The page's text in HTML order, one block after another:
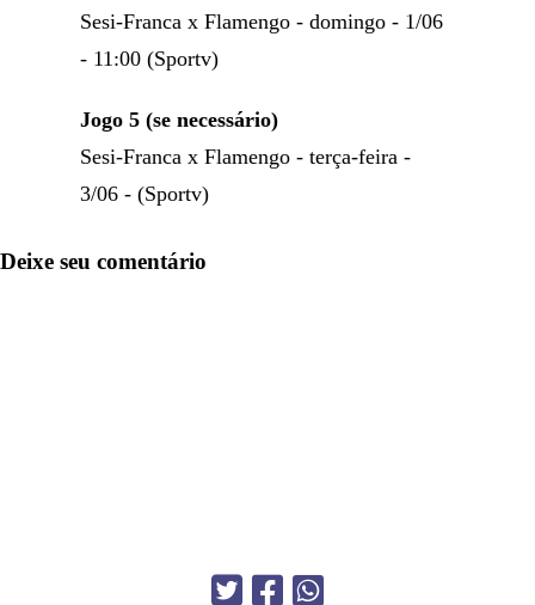
Sesi-Franca x Flamengo - domingo - 1/06
- 11:00 (Sportv)
Jogo 5 (se necessário)
Sesi-Franca x Flamengo - terça-feira -
3/06 - (Sportv)
Deixe seu comentário